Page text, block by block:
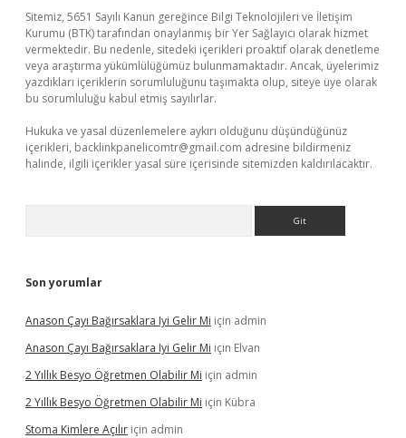
Sitemiz, 5651 Sayılı Kanun gereğince Bilgi Teknolojileri ve İletişim
Kurumu (BTK) tarafından onaylanmış bir Yer Sağlayıcı olarak hizmet
vermektedir. Bu nedenle, sitedeki içerikleri proaktif olarak denetleme
veya araştırma yükümlülüğümüz bulunmamaktadır. Ancak, üyelerimiz
yazdıkları içeriklerin sorumluluğunu taşımakta olup, siteye üye olarak
bu sorumluluğu kabul etmiş sayılırlar.
Hukuka ve yasal düzenlemelere aykırı olduğunu düşündüğünüz
içerikleri, backlinkpanelicomtr@gmail.com adresine bildirmeniz
halinde, ilgili içerikler yasal süre içerisinde sitemizden kaldırılacaktır.
Son yorumlar
Anason Çayı Bağırsaklara Iyi Gelir Mi için admin
Anason Çayı Bağırsaklara Iyi Gelir Mi için Elvan
2 Yıllık Besyo Öğretmen Olabilir Mi için admin
2 Yıllık Besyo Öğretmen Olabilir Mi için Kübra
Stoma Kimlere Açılır için admin